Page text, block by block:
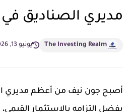
مديري الصناديق في
The Investing Realm يونيو 13, 2026
أصبح جون نيف من أعظم مديري
بفضل التزامه بالاستثمار